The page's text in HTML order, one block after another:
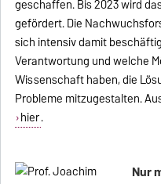
geschaffen. Bis 2023 wird
gefördert. Die
sich intensiv damit
Verantwortung und welche
Wissenschaft haben, die
Probleme mitzugestalten.
hier.
Nur